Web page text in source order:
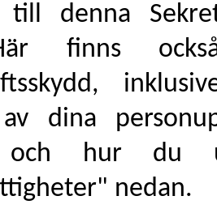
till denna
finns
av dina
och hur
nedan.